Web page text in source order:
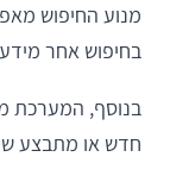
מנוע החיפוש
בחיפוש אחר
בנוסף, המערכת
חדש או מתבצע